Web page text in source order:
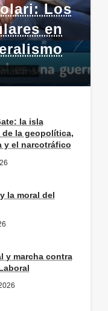
Los
en
la isla
de la geopolítica,
y el narcotráfico
la moral del
y marcha contra